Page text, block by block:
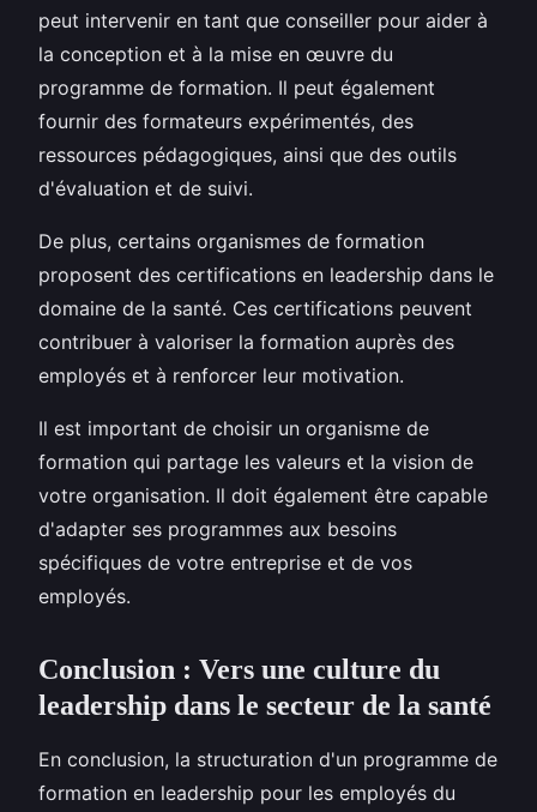
peut intervenir en tant que conseiller pour aider à
la conception et à la mise en œuvre du
programme de formation. Il peut également
fournir des formateurs expérimentés, des
ressources pédagogiques, ainsi que des outils
d'évaluation et de suivi.
De plus, certains organismes de formation
proposent des certifications en leadership dans le
domaine de la santé. Ces certifications peuvent
contribuer à valoriser la formation auprès des
employés et à renforcer leur motivation.
Il est important de choisir un organisme de
formation qui partage les valeurs et la vision de
votre organisation. Il doit également être capable
d'adapter ses programmes aux besoins
spécifiques de votre entreprise et de vos
employés.
Conclusion : Vers une culture du
leadership dans le secteur de la santé
En conclusion, la structuration d'un programme de
formation en leadership pour les employés du